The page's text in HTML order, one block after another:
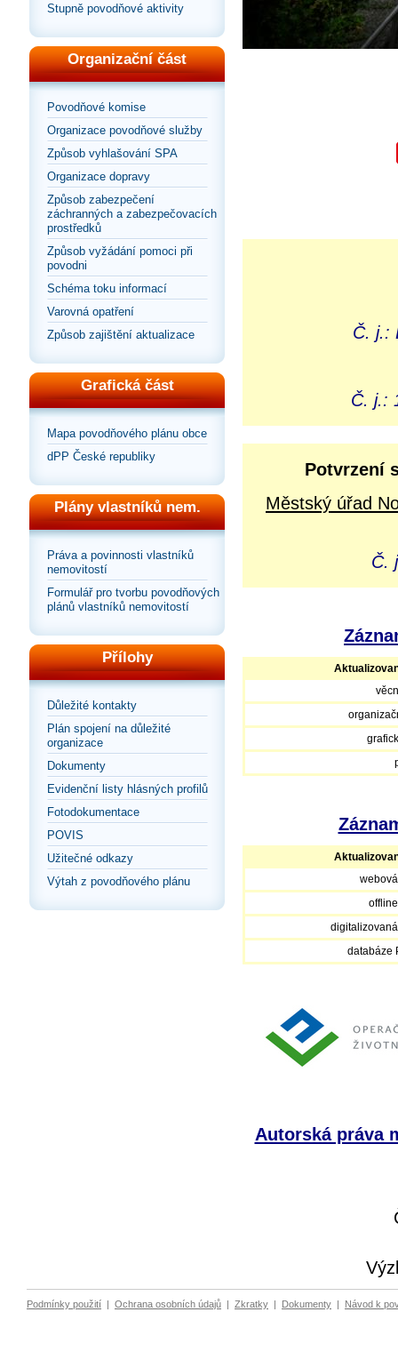
Stupně povodňové aktivity
Organizační část
Povodňové komise
Organizace povodňové služby
Způsob vyhlašování SPA
Organizace dopravy
Způsob zabezpečení
záchranných a zabezpečovacích
prostředků
Způsob vyžádání pomoci při
povodni
Schéma toku informací
Varovná opatření
Způsob zajištění aktualizace
Grafická část
Mapa povodňového plánu obce
dPP České republiky
Plány vlastníků nem.
Práva a povinnosti vlastníků
nemovitostí
Formulář pro tvorbu povodňových
plánů vlastníků nemovitostí
Přílohy
Důležité kontakty
Plán spojení na důležité
organizace
Dokumenty
Evidenční listy hlásných profilů
Fotodokumentace
POVIS
Užitečné odkazy
Výtah z povodňového plánu
Č. j.:
Č. j.:
Potvrzení
Městský úřad
Č.
databáze
Autorská práva
Podmínky použití | Ochrana osobních údajů | Zkratky | Dokumenty | Návod k